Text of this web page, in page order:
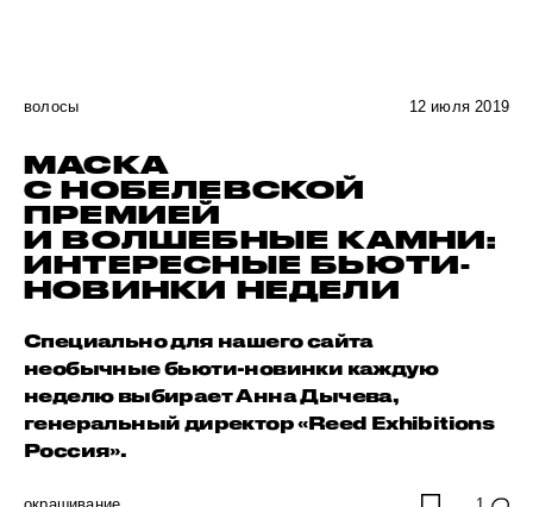
волосы 12 июля 2019
МАСКА
С НОБЕЛЕВСКОЙ
ПРЕМИЕЙ
И ВОЛШЕБНЫЕ КАМНИ:
ИНТЕРЕСНЫЕ БЬЮТИ-
НОВИНКИ НЕДЕЛИ
Специально для нашего сайта
необычные бьюти-новинки каждую
неделю выбирает Анна Дычева,
генеральный директор «Reed Exhibitions
Россия».